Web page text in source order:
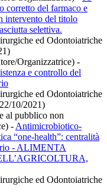
corretto del farmaco e
intervento del titolo
selettiva.
ed Odontoiatriche
Organizzatrice) -
e controllo del
ed Odontoiatriche
10/2021)
al pubblico non
-Antimicrobiotico-
“one-health”: centralità
- ALIMENTA
ed Odontoiatriche